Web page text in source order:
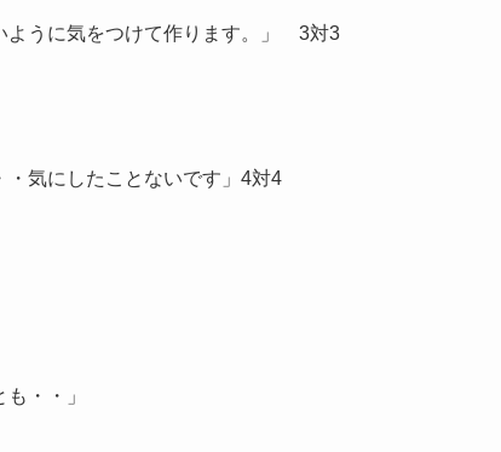
ように気をつけて作ります。」 3対3
気にしたことないです」4対4
・・」